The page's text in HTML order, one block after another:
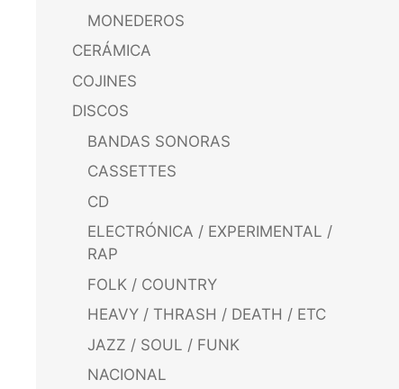
MONEDEROS
CERÁMICA
COJINES
DISCOS
BANDAS SONORAS
CASSETTES
CD
ELECTRÓNICA / EXPERIMENTAL /
RAP
FOLK / COUNTRY
HEAVY / THRASH / DEATH / ETC
JAZZ / SOUL / FUNK
NACIONAL